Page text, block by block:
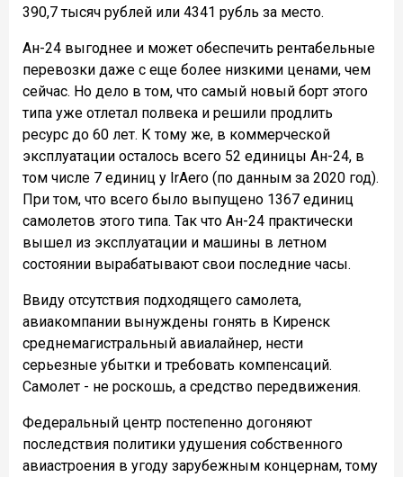
390,7 тысяч рублей или 4341 рубль за место.
Ан-24 выгоднее и может обеспечить рентабельные
перевозки даже с еще более низкими ценами, чем
сейчас. Но дело в том, что самый новый борт этого
типа уже отлетал полвека и решили продлить
ресурс до 60 лет. К тому же, в коммерческой
эксплуатации осталось всего 52 единицы Ан-24, в
том числе 7 единиц у IrAero (по данным за 2020 год).
При том, что всего было выпущено 1367 единиц
самолетов этого типа. Так что Ан-24 практически
вышел из эксплуатации и машины в летном
состоянии вырабатывают свои последние часы.
Ввиду отсутствия подходящего самолета,
авиакомпании вынуждены гонять в Киренск
среднемагистральный авиалайнер, нести
серьезные убытки и требовать компенсаций.
Самолет - не роскошь, а средство передвижения.
Федеральный центр постепенно догоняют
последствия политики удушения собственного
авиастроения в угоду зарубежным концернам, тому